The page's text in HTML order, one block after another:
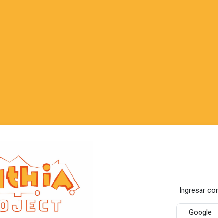
Ingresar
Google